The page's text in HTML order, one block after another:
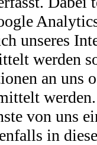
unseres
werden
an uns
von uns
in